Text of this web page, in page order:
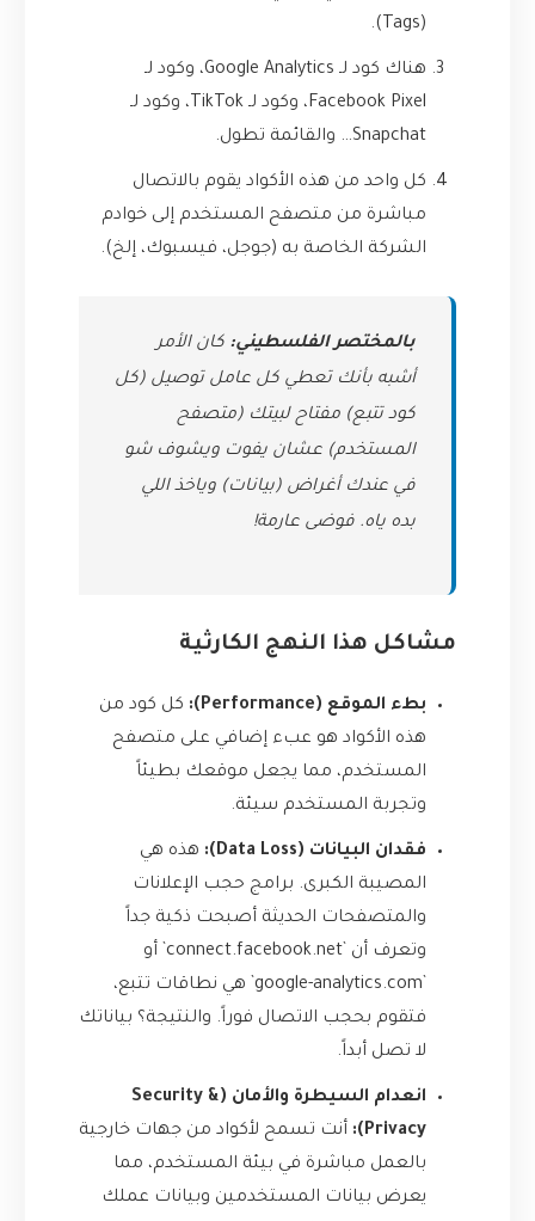
(Tags).
هناك كود لـ Google Analytics، وكود لـ
Facebook Pixel، وكود لـ TikTok، وكود لـ
Snapchat… والقائمة تطول.
كل واحد من هذه الأكواد يقوم بالاتصال
مباشرة من متصفح المستخدم إلى خوادم
الشركة الخاصة به (جوجل، فيسبوك، إلخ).
بالمختصر الفلسطيني: كان الأمر
أشبه بأنك تعطي كل عامل توصيل (كل
كود تتبع) مفتاح لبيتك (متصفح
المستخدم) عشان يفوت ويشوف شو
في عندك أغراض (بيانات) وياخذ اللي
بده ياه. فوضى عارمة!
مشاكل هذا النهج الكارثية
بطء الموقع (Performance):
كل كود من
هذه الأكواد هو عبء إضافي على متصفح
المستخدم، مما يجعل موقعك بطيئاً
وتجربة المستخدم سيئة.
فقدان البيانات (Data Loss):
هذه هي
المصيبة الكبرى. برامج حجب الإعلانات
والمتصفحات الحديثة أصبحت ذكية جداً
وتعرف أن `connect.facebook.net` أو
`google-analytics.com` هي نطاقات تتبع،
فتقوم بحجب الاتصال فوراً. والنتيجة؟ بياناتك
لا تصل أبداً.
انعدام السيطرة والأمان (Security &
Privacy):
أنت تسمح لأكواد من جهات خارجية
بالعمل مباشرة في بيئة المستخدم، مما
يعرض بيانات المستخدمين وبيانات عملك